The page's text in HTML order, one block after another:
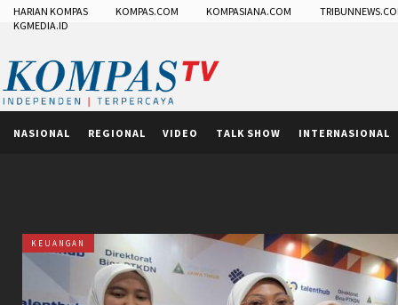
HARIAN KOMPAS KOMPAS.COM KOMPASIANA.COM
KGMEDIA.ID
NASIONAL REGIONAL VIDEO TALK SHOW INTERNASIONAL
KEUANGAN